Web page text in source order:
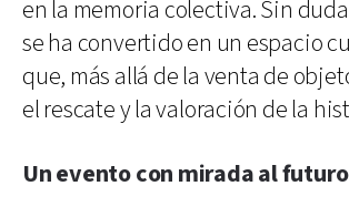
en la memoria colectiva. Sin
se ha convertido en un espacio
que, más allá de la venta de
el rescate y la valoración de la
Un evento con mirada al futuro